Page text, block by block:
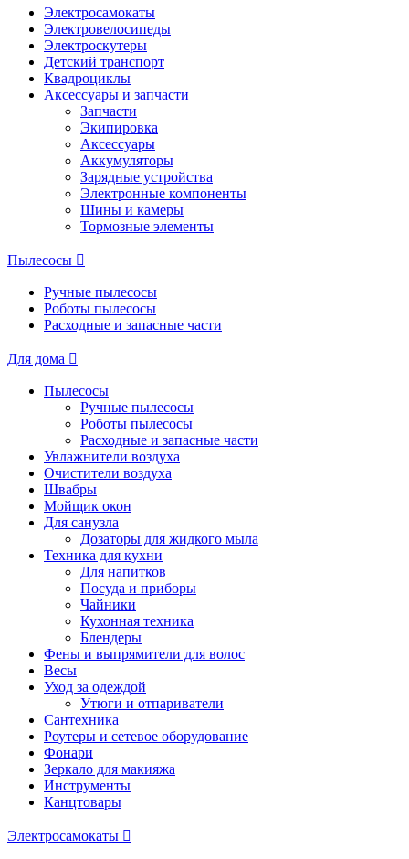
Электросамокаты
Электровелосипеды
Электроскутеры
Детский транспорт
Квадроциклы
Аксессуары и запчасти
Запчасти
Экипировка
Аксессуары
Аккумуляторы
Зарядные устройства
Электронные компоненты
Шины и камеры
Тормозные элементы
Пылесосы
Ручные пылесосы
Роботы пылесосы
Расходные и запасные части
Для дома
Пылесосы
Ручные пылесосы
Роботы пылесосы
Расходные и запасные части
Увлажнители воздуха
Очистители воздуха
Швабры
Мойщик окон
Для санузла
Дозаторы для жидкого мыла
Техника для кухни
Для напитков
Посуда и приборы
Чайники
Кухонная техника
Блендеры
Фены и выпрямители для волос
Весы
Уход за одеждой
Утюги и отпариватели
Сантехника
Роутеры и сетевое оборудование
Фонари
Зеркало для макияжа
Инструменты
Канцтовары
Электросамокаты